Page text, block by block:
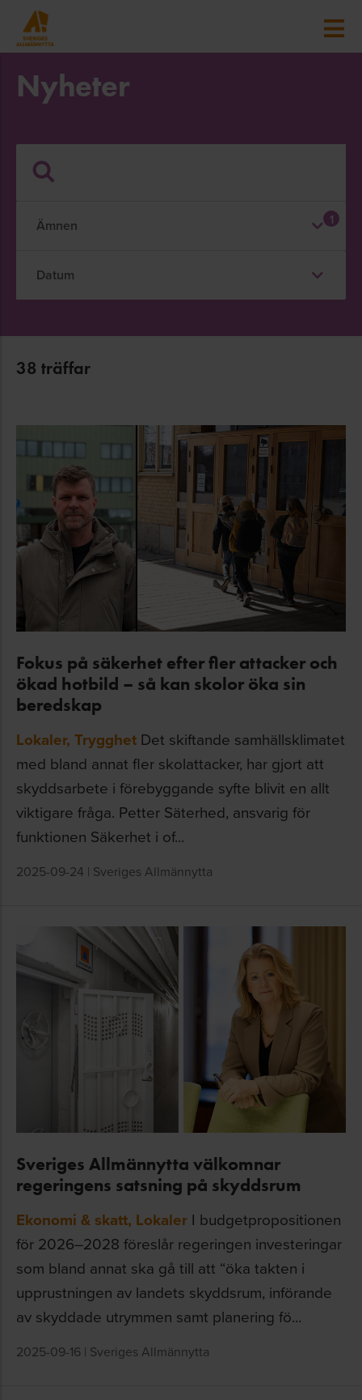
Nyheter
Ämnen 1
Datum
38 träffar
Fokus på säkerhet efter fler attacker och
ökad hotbild – så kan skolor öka sin
beredskap
Lokaler, Trygghet Det skiftande samhällsklimatet
med bland annat fler skolattacker, har gjort att
skyddsarbete i förebyggande syfte blivit en allt
viktigare fråga. Petter Säterhed, ansvarig för
funktionen Säkerhet i of...
2025-09-24 | Sveriges Allmännytta
Sveriges Allmännytta välkomnar
regeringens satsning på skyddsrum
Ekonomi & skatt, Lokaler I budgetpropositionen
för 2026–2028 föreslår regeringen investeringar
som bland annat ska gå till att “öka takten i
upprustningen av landets skyddsrum, införande
av skyddade utrymmen samt planering fö...
2025-09-16 | Sveriges Allmännytta